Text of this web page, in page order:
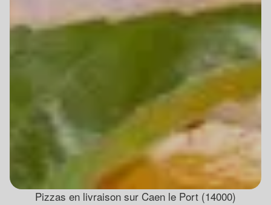
Pizzas en livraison sur Caen le Port (14000)